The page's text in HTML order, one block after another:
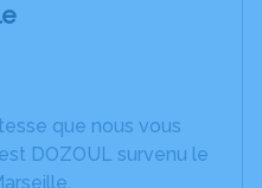
que nous vous
DOZOUL survenu le